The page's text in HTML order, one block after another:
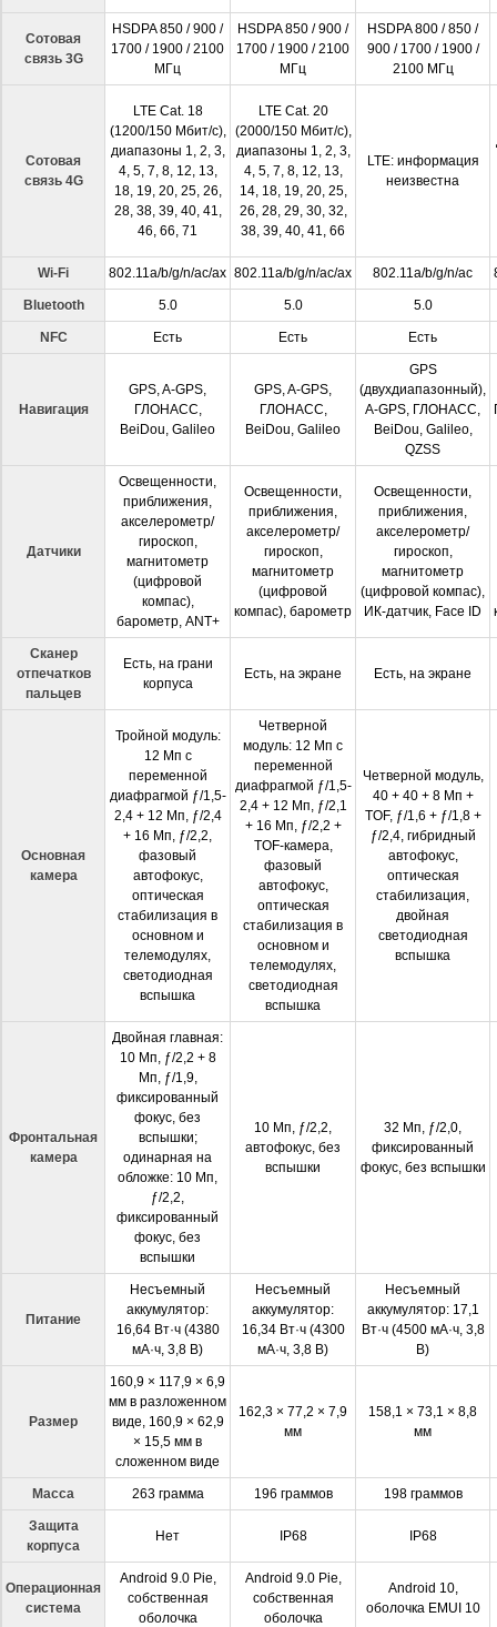
Сотовая
связь 3G
HSDPA 850 / 900 /
1700 / 1900 / 2100
МГц
HSDPA 850 / 900 /
1700 / 1900 / 2100
МГц
HSDPA 800 / 850 /
900 / 1700 / 1900 /
2100 МГц
Сотовая
связь 4G
LTE Cat. 18
(1200/150 Мбит/с),
диапазоны 1, 2, 3,
4, 5, 7, 8, 12, 13,
18, 19, 20, 25, 26,
28, 38, 39, 40, 41,
46, 66, 71
LTE Cat. 20
(2000/150 Мбит/с),
диапазоны 1, 2, 3,
4, 5, 7, 8, 12, 13,
14, 18, 19, 20, 25,
26, 28, 29, 30, 32,
38, 39, 40, 41, 66
LTE: информация
неизвестна
Wi-Fi 802.11a/b/g/n/ac/ax 802.11a/b/g/n/ac/ax 802.11a/b/g/n/ac
Bluetooth 5.0 5.0 5.0
NFC Есть Есть Есть
Навигация
GPS, A-GPS,
ГЛОНАСС,
BeiDou, Galileo
GPS, A-GPS,
ГЛОНАСС,
BeiDou, Galileo
GPS
(двухдиапазонный),
A-GPS, ГЛОНАСС,
BeiDou, Galileo,
QZSS
Датчики
Освещенности,
приближения,
акселерометр/
гироскоп,
магнитометр
(цифровой
компас),
барометр, ANT+
Освещенности,
приближения,
акселерометр/
гироскоп,
магнитометр
(цифровой
компас), барометр
Освещенности,
приближения,
акселерометр/
гироскоп,
магнитометр
(цифровой компас),
ИК-датчик, Face ID
Сканер
отпечатков
пальцев
Есть, на грани
корпуса
Есть, на экране Есть, на экране
Основная
камера
Тройной модуль:
12 Мп с
переменной
диафрагмой ƒ/1,5-
2,4 + 12 Мп, ƒ/2,4
+ 16 Мп, ƒ/2,2,
фазовый
автофокус,
оптическая
стабилизация в
основном и
телемодулях,
светодиодная
вспышка
Четверной
модуль: 12 Мп с
переменной
диафрагмой ƒ/1,5-
2,4 + 12 Мп, ƒ/2,1
+ 16 Мп, ƒ/2,2 +
TOF-камера,
фазовый
автофокус,
оптическая
стабилизация в
основном и
телемодулях,
светодиодная
вспышка
Четверной модуль,
40 + 40 + 8 Мп +
TOF, ƒ/1,6 + ƒ/1,8 +
ƒ/2,4, гибридный
автофокус,
оптическая
стабилизация,
двойная
светодиодная
вспышка
Фронтальная
камера
Двойная главная:
10 Мп, ƒ/2,2 + 8
Мп, ƒ/1,9,
фиксированный
фокус, без
вспышки;
одинарная на
обложке: 10 Мп,
ƒ/2,2,
фиксированный
фокус, без
вспышки
10 Мп, ƒ/2,2,
автофокус, без
вспышки
32 Мп, ƒ/2,0,
фиксированный
фокус, без вспышки
Питание
Несъемный
аккумулятор:
16,64 Вт·ч (4380
мА·ч, 3,8 В)
Несъемный
аккумулятор:
16,34 Вт·ч (4300
мА·ч, 3,8 В)
Несъемный
аккумулятор: 17,1
Вт·ч (4500 мА·ч, 3,8
В)
Размер
160,9 × 117,9 × 6,9
мм в разложенном
виде, 160,9 × 62,9
× 15,5 мм в
сложенном виде
162,3 × 77,2 × 7,9
мм
158,1 × 73,1 × 8,8
мм
Масса 263 грамма 196 граммов 198 граммов
Защита
корпуса
Нет IP68 IP68
Операционная
система
Android 9.0 Pie,
собственная
оболочка
Android 9.0 Pie,
собственная
оболочка
Android 10,
оболочка EMUI 10